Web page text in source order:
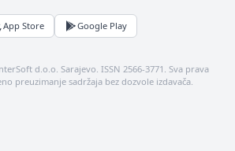
App Store Google Play
d.o.o. Sarajevo. ISSN 2566-3771. Sva prava
preuzimanje sadržaja bez dozvole izdavača.